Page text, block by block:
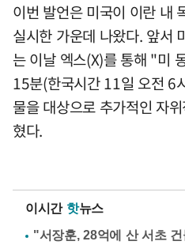
이번 발언은 미국이 이란 내
실시한 가운데 나왔다. 앞서
는 이날 엑스(X)를 통해 "미
15분(한국시간 11일 오전 6
물을 대상으로 추가적인 자
혔다.
이시간 핫뉴스
"서장훈, 28억에 산 서초